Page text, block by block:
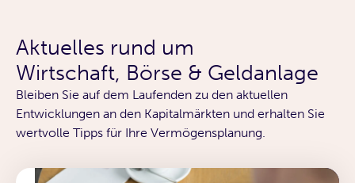
Aktuelles rund um
Wirtschaft, Börse & Geldanlage
Bleiben Sie auf dem Laufenden zu den aktuellen
Entwicklungen an den Kapitalmärkten und erhalten Sie
wertvolle Tipps für Ihre Vermögensplanung.